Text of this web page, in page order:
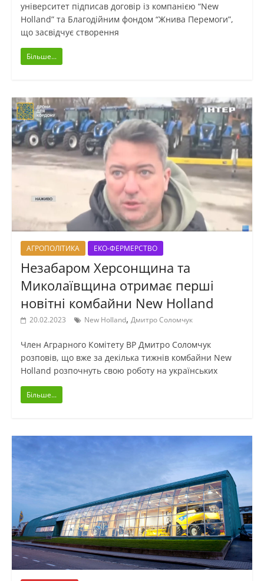
університет підписав договір із компанією “New
Holland” та Благодійним фондом “Жнива Перемоги”,
що засвідчує створення
Більше...
АГРОПОЛІТИКА ЕКО-ФЕРМЕРСТВО
Незабаром Херсонщина та
Миколаївщина отримає перші
новітні комбайни New Holland
20.02.2023 New Holland, Дмитро Соломчук
Член Аграрного Комітету ВР Дмитро Соломчук
розповів, що вже за декілька тижнів комбайни New
Holland розпочнуть свою роботу на українських
Більше...